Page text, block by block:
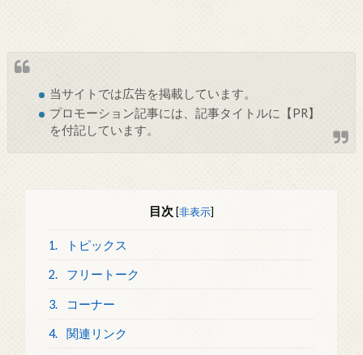
当サイトでは広告を掲載しています。
プロモーション記事には、記事タイトルに【PR】
を付記しています。
目次 [非表示]
1. トピックス
2. フリートーク
3. コーナー
4. 関連リンク